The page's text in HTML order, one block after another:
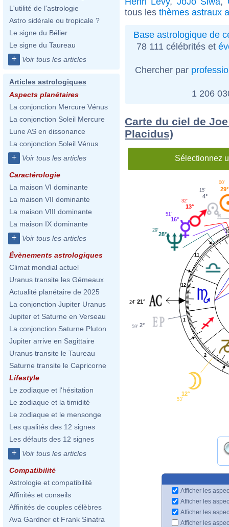
L'utilité de l'astrologie
Astro sidérale ou tropicale ?
Le signe du Bélier
Le signe du Taureau
+ Voir tous les articles
Articles astrologiques
Aspects planétaires
La conjonction Mercure Vénus
La conjonction Soleil Mercure
Lune AS en dissonance
La conjonction Soleil Vénus
+ Voir tous les articles
Caractérologie
La maison VI dominante
La maison VII dominante
La maison VIII dominante
La maison IX dominante
+ Voir tous les articles
Évènements astrologiques
Climat mondial actuel
Uranus transite les Gémeaux
Actualité planétaire de 2025
La conjonction Jupiter Uranus
Jupiter et Saturne en Verseau
La conjonction Saturne Pluton
Jupiter arrive en Sagittaire
Uranus transite le Taureau
Saturne transite le Capricorne
Lifestyle
Le zodiaque et l'hésitation
Le zodiaque et la timidité
Le zodiaque et le mensonge
Les qualités des 12 signes
Les défauts des 12 signes
+ Voir tous les articles
Compatibilité
Astrologie et compatibilité
Affinités et conseils
Affinités de couples célèbres
Ava Gardner et Frank Sinatra
tous les thèmes astraux
Base astrologique de
78 111 célébrités et
Chercher par
1 206
Carte du ciel de
Placidus)
Sélectionnez
1
2
11
12
29°
00'
4°
15'
13°
32'
16°
51'
28°
29'
21°
24'
2°
59'
12°
53'
Afficher les
Afficher les
Afficher les
Afficher les